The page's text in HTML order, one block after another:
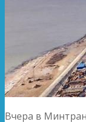
Вчера в